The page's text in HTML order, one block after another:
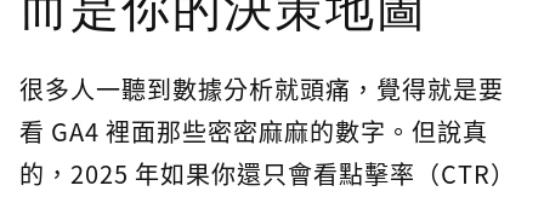
很多人一聽到數據分析就頭痛，覺得就是要
看 GA4 裡面那些密密麻麻的數字。但說真
的，2025 年如果你還只會看點擊率（CTR）